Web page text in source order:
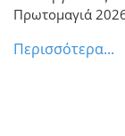
Πρωτομαγιά
Περισσότερα...